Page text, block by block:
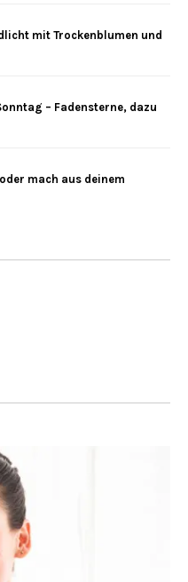
mit Trockenblumen und
– Fadensterne, dazu
mach aus deinem